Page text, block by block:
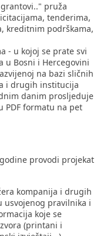
pruža
tenderima,
kreditnim podrškama,
- u kojoj se prate svi
u Bosni i Hercegovini
na bazi sličnih
i drugih institucija
danim prosljeduje
PDF formatu na pet
provodi projekat
kompanija i drugih
usvojenog pravilnika i
koje se
(printani i